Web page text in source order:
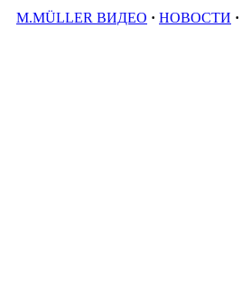
M.MÜLLER ВИДЕО · НОВОСТИ ·